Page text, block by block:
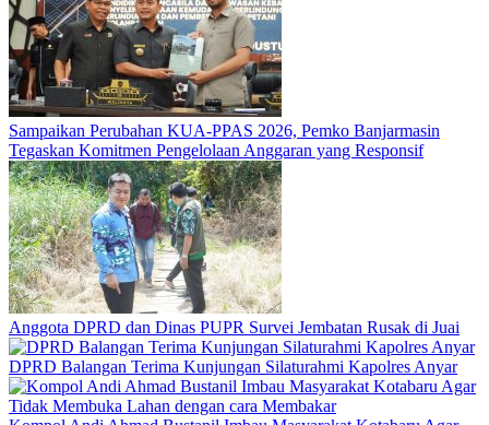
Sampaikan Perubahan KUA-PPAS 2026, Pemko Banjarmasin
Tegaskan Komitmen Pengelolaan Anggaran yang Responsif
Anggota DPRD dan Dinas PUPR Survei Jembatan Rusak di Juai
DPRD Balangan Terima Kunjungan Silaturahmi Kapolres Anyar